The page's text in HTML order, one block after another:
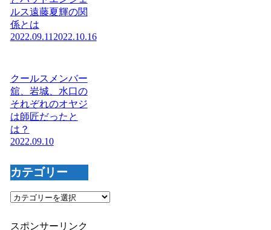
ルス遠藤夏輝の関
係とは
2022.09.11 2022.10.16
クールスメンバー
舘、岩城、水口の
それぞれのオヤジ
は師匠だったと
は？
2022.09.10
カテゴリー
カ
ゴ
スポンサーリンク